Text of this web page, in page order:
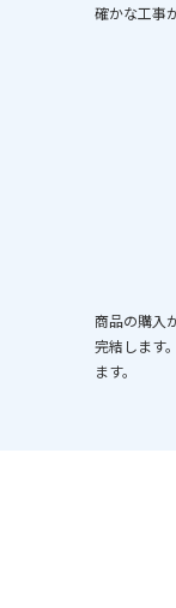
確かな工事
商品の購入
完結します
ます。